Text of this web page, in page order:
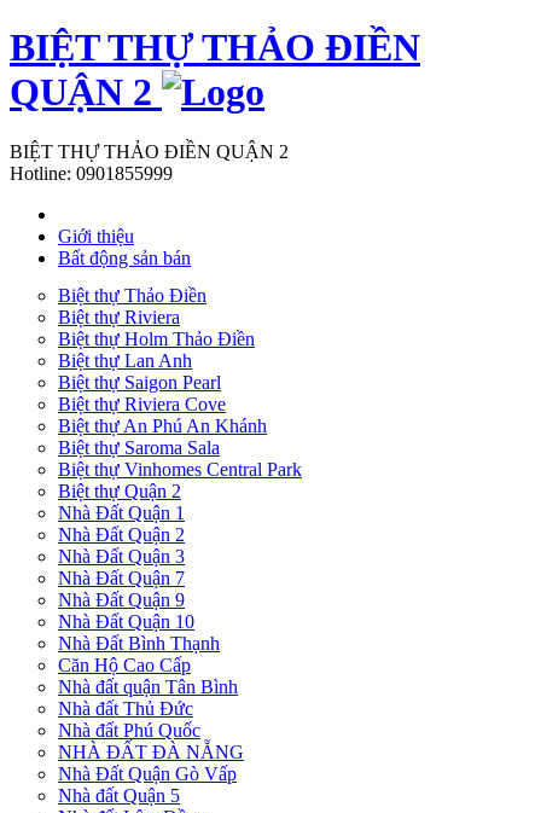
BIỆT THỰ THẢO ĐIỀN
QUẬN 2
BIỆT THỰ THẢO ĐIỀN QUẬN 2
Hotline: 0901855999
Giới thiệu
Bất động sản bán
Biệt thự Thảo Điền
Biệt thự Riviera
Biệt thự Holm Thảo Điền
Biệt thự Lan Anh
Biệt thự Saigon Pearl
Biệt thự Riviera Cove
Biệt thự An Phú An Khánh
Biệt thự Saroma Sala
Biệt thự Vinhomes Central Park
Biệt thự Quận 2
Nhà Đất Quận 1
Nhà Đất Quận 2
Nhà Đất Quận 3
Nhà Đất Quận 7
Nhà Đất Quận 9
Nhà Đất Quận 10
Nhà Đất Bình Thạnh
Căn Hộ Cao Cấp
Nhà đất quận Tân Bình
Nhà đất Thủ Đức
Nhà đất Phú Quốc
NHÀ ĐẤT ĐÀ NẴNG
Nhà Đất Quận Gò Vấp
Nhà đất Quận 5